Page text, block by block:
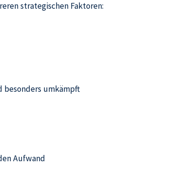
strategischen Faktoren:
besonders umkämpft
Aufwand